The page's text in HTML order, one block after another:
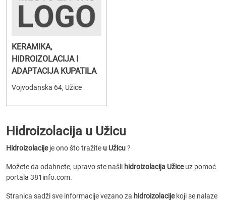
KERAMIKA,
HIDROIZOLACIJA I
ADAPTACIJA KUPATILA
Vojvođanska 64, Užice
Hidroizolacija u Užicu
Hidroizolacijeje ono što tražite u Užicu?
Možete da odahnete, upravo ste našli hidroizolacija Užiceuz pomoć
portala 381info.com.
Stranica sadži sve informacije vezano za hidroizolacijekoji se nalaze